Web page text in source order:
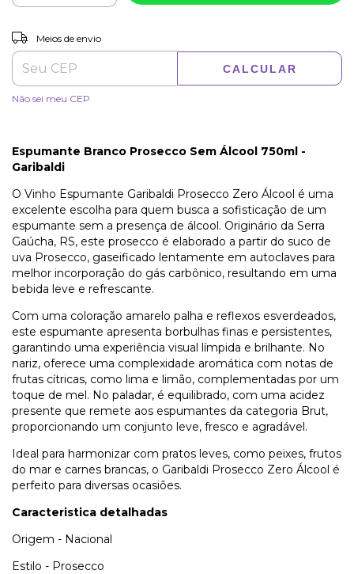
Entregas para o CEP:
Meios de envio
CALCULAR
Não sei meu CEP
Espumante Branco Prosecco Sem Álcool 750ml -
Garibaldi
O Vinho Espumante Garibaldi Prosecco Zero Álcool é uma
excelente escolha para quem busca a sofisticação de um
espumante sem a presença de álcool. Originário da Serra
Gaúcha, RS, este prosecco é elaborado a partir do suco de
uva Prosecco, gaseificado lentamente em autoclaves para
melhor incorporação do gás carbônico, resultando em uma
bebida leve e refrescante.
Com uma coloração amarelo palha e reflexos esverdeados,
este espumante apresenta borbulhas finas e persistentes,
garantindo uma experiência visual límpida e brilhante. No
nariz, oferece uma complexidade aromática com notas de
frutas cítricas, como lima e limão, complementadas por um
toque de mel. No paladar, é equilibrado, com uma acidez
presente que remete aos espumantes da categoria Brut,
proporcionando um conjunto leve, fresco e agradável.
Ideal para harmonizar com pratos leves, como peixes, frutos
do mar e carnes brancas, o Garibaldi Prosecco Zero Álcool é
perfeito para diversas ocasiões.
Caracteristica detalhadas
Origem - Nacional
Estilo - Prosecco